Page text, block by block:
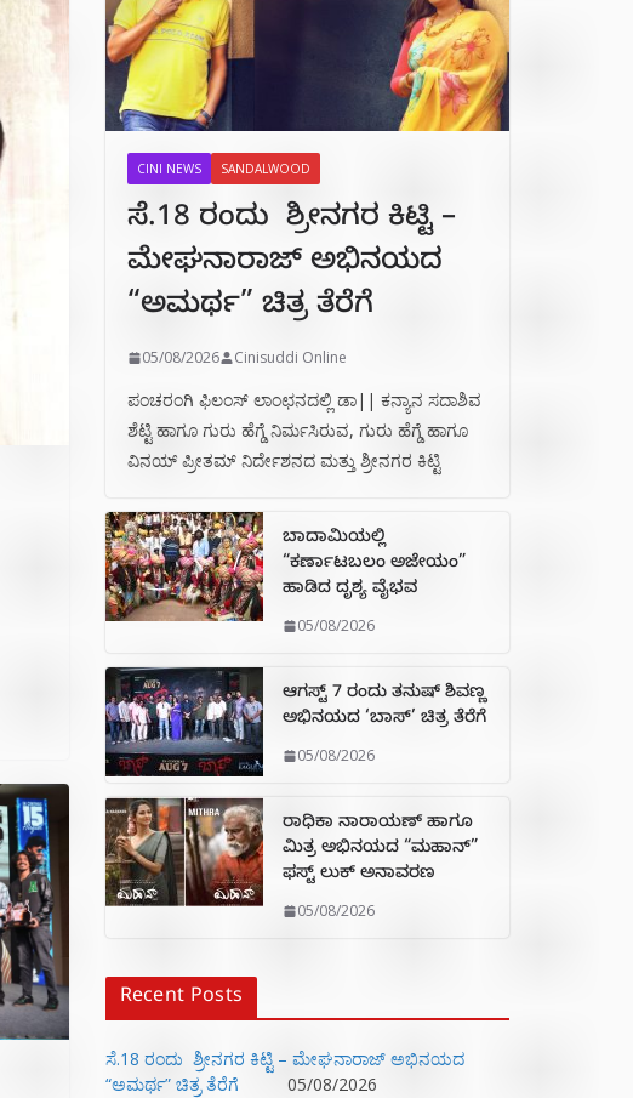
CINI NEWS SANDALWOOD
ಸೆ.18 ರಂದು ಶ್ರೀನಗರ ಕಿಟ್ಟಿ –
ಮೇಘನಾರಾಜ್ ಅಭಿನಯದ
“ಅಮರ್ಥ” ಚಿತ್ರ ತೆರೆಗೆ
05/08/2026 Cinisuddi Online
ಪಂಚರಂಗಿ ಫಿಲಂಸ್ ಲಾಂಛನದಲ್ಲಿ ಡಾ|| ಕನ್ಯಾನ ಸದಾಶಿವ
ಶೆಟ್ಟಿ ಹಾಗೂ ಗುರು ಹೆಗ್ಡೆ ನಿರ್ಮಸಿರುವ, ಗುರು ಹೆಗ್ಡೆ ಹಾಗೂ
ವಿನಯ್ ಪ್ರೀತಮ್ ನಿರ್ದೇಶನದ ಮತ್ತು ಶ್ರೀನಗರ ಕಿಟ್ಟಿ
ಬಾದಾಮಿಯಲ್ಲಿ
“ಕರ್ಣಾಟಬಲಂ ಅಜೇಯಂ”
ಹಾಡಿದ ದೃಶ್ಯ ವೈಭವ
05/08/2026
ಆಗಸ್ಟ್ 7 ರಂದು ತನುಷ್ ಶಿವಣ್ಣ
ಅಭಿನಯದ ‘ಬಾಸ್’ ಚಿತ್ರ ತೆರೆಗೆ
05/08/2026
ರಾಧಿಕಾ ನಾರಾಯಣ್ ಹಾಗೂ
ಮಿತ್ರ ಅಭಿನಯದ “ಮಹಾನ್”
ಫಸ್ಟ್ ಲುಕ್ ಅನಾವರಣ
05/08/2026
Recent Posts
ಸೆ.18 ರಂದು ಶ್ರೀನಗರ ಕಿಟ್ಟಿ – ಮೇಘನಾರಾಜ್ ಅಭಿನಯದ
“ಅಮರ್ಥ” ಚಿತ್ರ ತೆರೆಗೆ
05/08/2026